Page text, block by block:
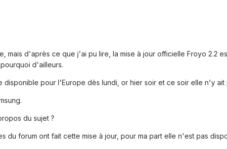
mais d'après ce que j'ai pu lire, la mise à jour officielle Froyo 2.2
d'ailleurs.
disponible pour l'Europe dès lundi, or hier soir et ce soir elle n'y ait
du sujet ?
du forum ont fait cette mise à jour, pour ma part elle n'est pas